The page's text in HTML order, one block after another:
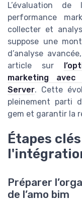
L’évaluation
performance
collecter et
suppose une
d’analyse
article sur
marketing avec
Server. Cette
pleinement parti
gem et garantir la
Étapes
Préparer
de l’amo bim